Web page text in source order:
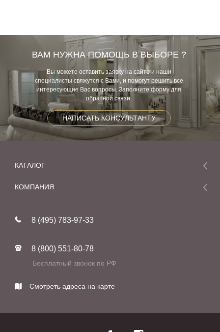
ВАМ НУЖНА ПОМОЩЬ В ВЫБОРЕ ?
Вы можете оставить заявку на сайте и наши
специалисты свяжутся с Вами, и помогут решить все
интересующие Вас вопросы. Заполните форму для
обратной связи.
НАПИСАТЬ КОНСУЛЬТАНТУ
КАТАЛОГ
Мебель
Фабрики
КОМПАНИЯ
Реставрация
Контакты
8 (495) 783-97-33
8 (800) 551-80-78
Бесплатный звонок по РФ
Смотреть адреса на карте